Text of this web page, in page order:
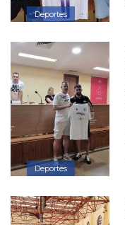
Deportes
Deportes